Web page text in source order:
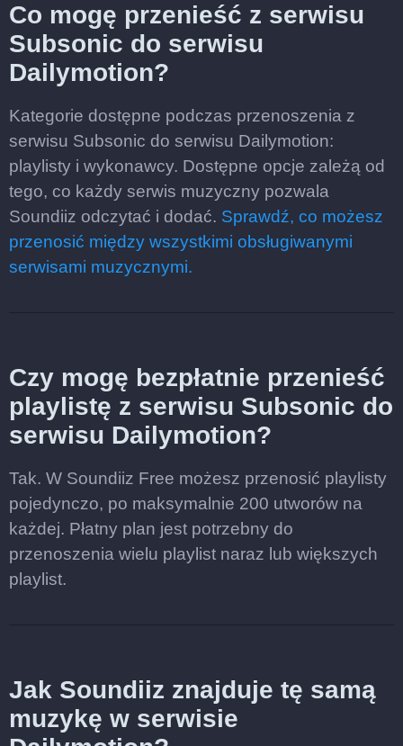
Co mogę przenieść z serwisu
Subsonic do serwisu
Dailymotion?
Kategorie dostępne podczas przenoszenia z
serwisu Subsonic do serwisu Dailymotion:
playlisty i wykonawcy. Dostępne opcje zależą od
tego, co każdy serwis muzyczny pozwala
Soundiiz odczytać i dodać. Sprawdź, co możesz
przenosić między wszystkimi obsługiwanymi
serwisami muzycznymi.
Czy mogę bezpłatnie przenieść
playlistę z serwisu Subsonic do
serwisu Dailymotion?
Tak. W Soundiiz Free możesz przenosić playlisty
pojedynczo, po maksymalnie 200 utworów na
każdej. Płatny plan jest potrzebny do
przenoszenia wielu playlist naraz lub większych
playlist.
Jak Soundiiz znajduje tę samą
muzykę w serwisie